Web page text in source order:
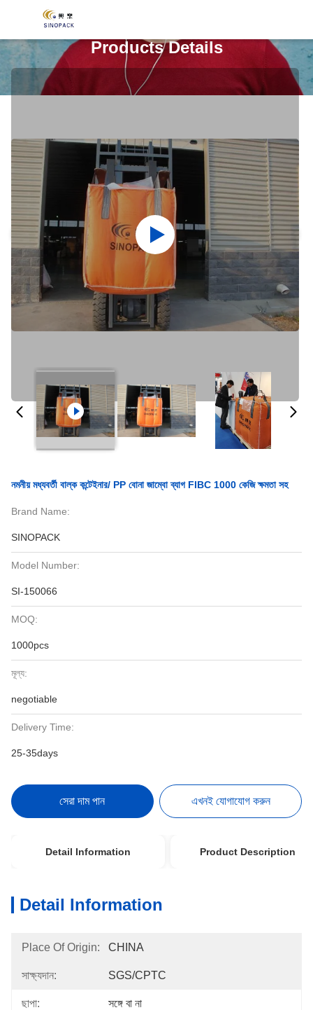
Products Details
নমনীয় মধ্যবর্তী বাল্ক কন্টেইনার/ PP বোনা জাম্বো ব্যাগ FIBC 1000 কেজি ক্ষমতা সহ
Brand Name:
SINOPACK
Model Number:
SI-150066
MOQ:
1000pcs
মূল্য:
negotiable
Delivery Time:
25-35days
সেরা দাম পান এখনই যোগাযোগ করুন
Detail Information Product Description
Detail Information
Place Of Origin: CHINA
সাক্ষ্যদান: SGS/CPTC
ছাপা: সঙ্গে বা না